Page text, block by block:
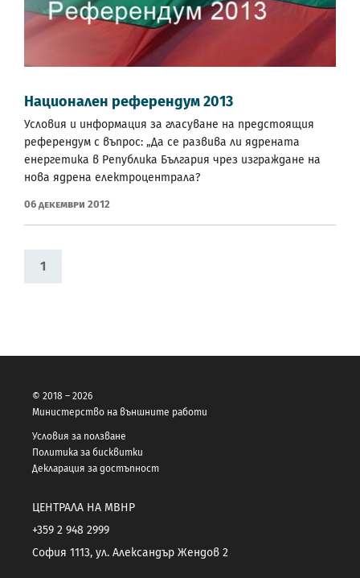
Национален референдум 2013
Условия и информация за гласуване на предстоящия
референдум с въпрос: „Да се развива ли ядрената
енергетика в Република България чрез изграждане на
нова ядрена електроцентрала?
06 Декември 2012
1
© 2018 – 2026
Министерство на външните работи
Условия за ползване
Политика за бисквитки
Декларация за достъпност
ЦЕНТРАЛА НА МВНР
+359 2 948 2999
София 1113, ул. Александър Жендов 2